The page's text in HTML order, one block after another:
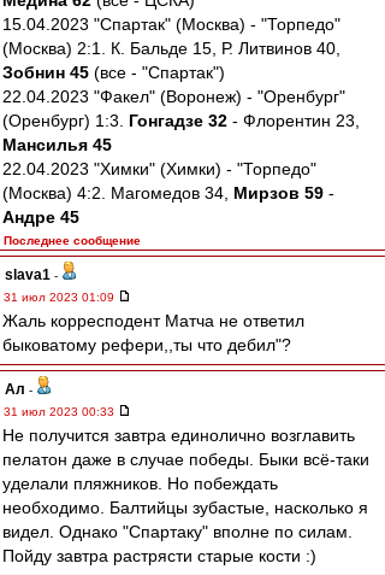
15.04.2023 "Спартак" (Москва) - "Торпедо"
(Москва) 2:1. К. Бальде 15, Р. Литвинов 40,
Зобнин 45 (все - "Спартак")
22.04.2023 "Факел" (Воронеж) - "Оренбург"
(Оренбург) 1:3. Гонгадзе 32 - Флорентин 23,
Мансилья 45
22.04.2023 "Химки" (Химки) - "Торпедо"
(Москва) 4:2. Магомедов 34, Мирзов 59 -
Андре 45
Последнее сообщение
slava1 -
31 июл 2023 01:09
Жаль корресподент Матча не ответил
быковатому рефери,,ты что дебил"?
Ал -
31 июл 2023 00:33
Не получится завтра единолично возглавить
пелатон даже в случае победы. Быки всё-таки
уделали пляжников. Но побеждать
необходимо. Балтийцы зубастые, насколько я
видел. Однако "Спартаку" вполне по силам.
Пойду завтра растрясти старые кости :)